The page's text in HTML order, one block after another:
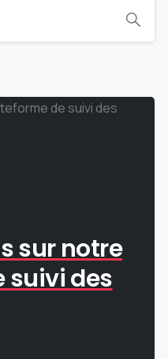
sur notre
suivi des